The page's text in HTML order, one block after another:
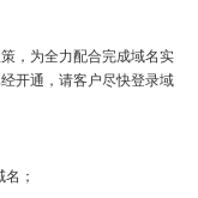
，为全力配合完成域名实
开通，请客户尽快登录域
名；